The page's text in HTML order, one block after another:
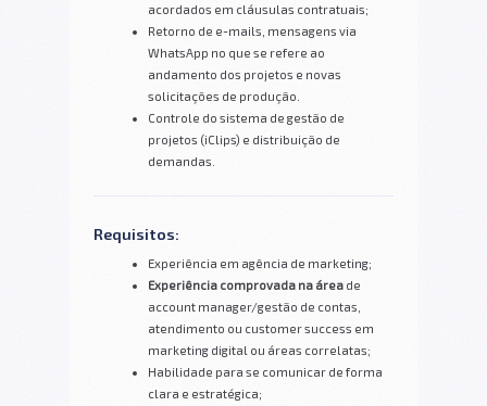
acordados em cláusulas contratuais;
Retorno de e-mails, mensagens via
WhatsApp no que se refere ao
andamento dos projetos e novas
solicitações de produção.
Controle do sistema de gestão de
projetos (iClips) e distribuição de
demandas.
Requisitos:
Experiência em agência de marketing;
Experiência comprovada na áreade
account manager/gestão de contas,
atendimento ou customer success em
marketing digital ou áreas correlatas;
Habilidade para se comunicar de forma
clara e estratégica;